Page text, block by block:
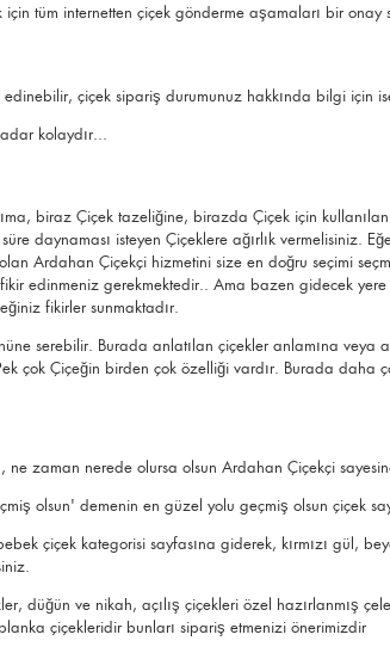
için tüm internetten çiçek gönderme aşamaları bir onay
edinebilir, çiçek sipariş durumunuz hakkında bilgi için
kolaydır...
biraz Çiçek tazeliğine, birazda Çiçek için
daynaması isteyen Çiçeklere ağırlık vermelisiniz.
Ardahan Çiçekçi hizmetini size en doğru seçimi
edinmeniz gerekmektedir.. Ama bazen gidecek
fikirler sunmaktadır.
serebilir. Burada anlatılan çiçekler anlamına
çok Çiçeğin birden çok özelliği vardır. Burada daha
zaman nerede olursa olsun Ardahan Çiçekçi
olsun' demenin en güzel yolu geçmiş olsun çiçek
çiçek kategorisi sayfasına giderek, kırmızı gül,
düğün ve nikah, açılış çiçekleri özel hazırlanmış
çiçekleridir bunları sipariş etmenizi önerimizdir